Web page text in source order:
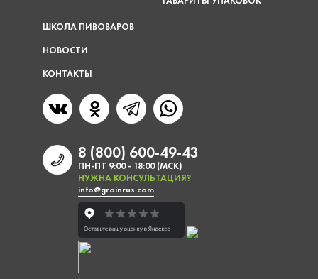
ШКОЛА ПИВОВАРОВ
НОВОСТИ
КОНТАКТЫ
8 (800) 600-49-43
ПН-ПТ 9:00 - 18:00 (МСК)
НУЖНА КОНСУЛЬТАЦИЯ?
info@grainrus.com